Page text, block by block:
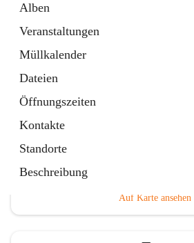
Alben
Veranstaltungen
Müllkalender
Dateien
Öffnungszeiten
Kontakte
Standorte
Beschreibung
Auf Karte ansehen